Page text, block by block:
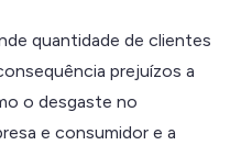
quantidade de clientes
prejuízos a
o desgaste no
e consumidor e a